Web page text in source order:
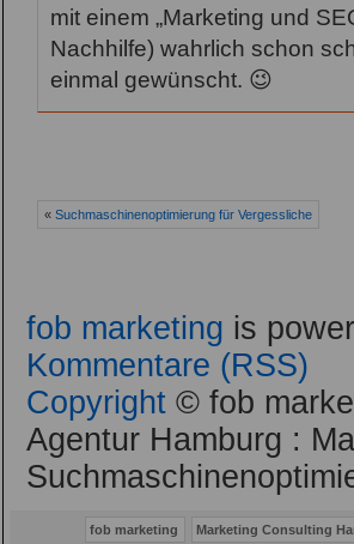
mit einem „Marketing und
Nachhilfe) wahrlich schon
einmal gewünscht. 😉
« Suchmaschinenoptimierung für Vergessliche
fob marketing is
Kommentare (RSS)
Copyright © fob
Agentur Hamburg :
fob marketing Marketing Consulting